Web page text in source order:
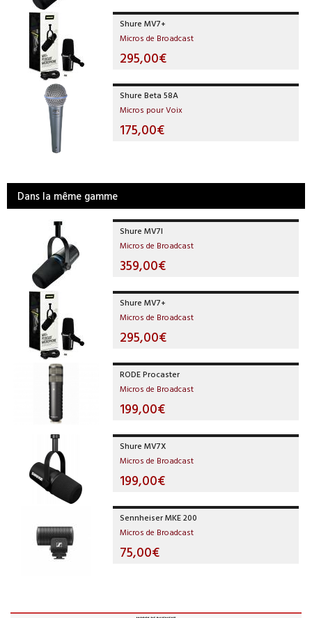
Shure MV7+
Micros de Broadcast
295,00€
Shure Beta 58A
Micros pour Voix
175,00€
Dans la même gamme
Shure MV7I
Micros de Broadcast
359,00€
Shure MV7+
Micros de Broadcast
295,00€
RODE Procaster
Micros de Broadcast
199,00€
Shure MV7X
Micros de Broadcast
199,00€
Sennheiser MKE 200
Micros de Broadcast
75,00€